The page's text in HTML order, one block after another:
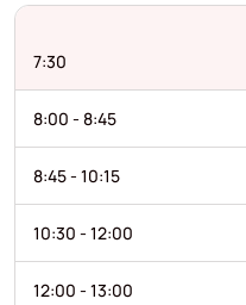
7:30
8:00 - 8:45
8:45 - 10:15
10:30 - 12:00
12:00 - 13:00